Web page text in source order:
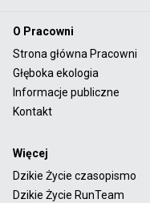
O Pracowni
Strona główna Pracowni
Głęboka ekologia
Informacje publiczne
Kontakt
Więcej
Dzikie Życie czasopismo
Dzikie Życie RunTeam